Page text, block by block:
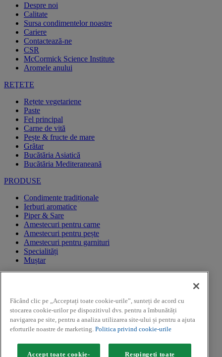
Despre noi
Calitate
Sursa condimentelor noastre
Cariere
Contactează-ne
CSR
McCormick Science Institute
Aromele anului
REŢETE
Rețete vegetariene
Paste
Fel principal
Carne de vită
Pește & fructe de mare
Grătar
Bucătăria Asiatică
Bucătăria Mediteraneană
PRODUSE
Condimente tradiționale
Ierburi aromatice
Piper & Sare
Amestecuri pentru carne
Amestecuri pentru pește
Amestecuri pentru garnituri
Specialități
Muștar
CAMPANII PROMOTIONALE
Facebook
Youtube
Copyright ©2026 Kamis (McCormick & Company, Inc). Toate
Făcând clic pe „Acceptați toate cookie-urile”, sunteți de acord cu
stocarea cookie-urilor pe dispozitivul dvs. pentru a îmbunătăți
navigarea pe site, pentru a analiza utilizarea site-ului și pentru a ajuta
eforturile noastre de marketing. Politica privind cookie-urile
Accept toate cookie- Respingeți toate